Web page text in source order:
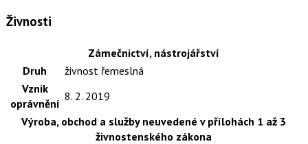
Živnosti
Zámečnictví, nástrojářství
Druh
živnost řemeslná
Vznik
oprávnění
8. 2. 2019
Výroba, obchod a služby neuvedené v přílohách 1 až 3
živnostenského zákona